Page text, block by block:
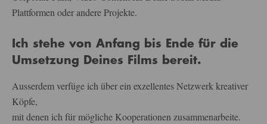
Plattformen oder andere Projekte.
Ich stehe von Anfang bis Ende für die
Umsetzung Deines Films bereit.
Ausserdem verfüge ich über ein exzellentes Netzwerk kreativer
Köpfe,
mit denen ich für mögliche Kooperationen zusammenarbeite.